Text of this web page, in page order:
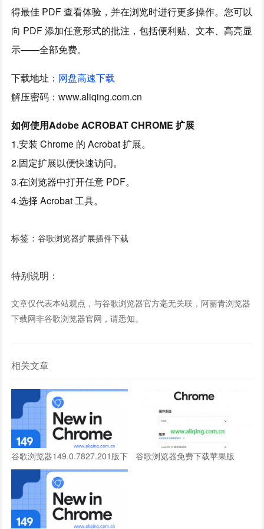
得最佳 PDF 查看体验，并在浏览时进行更多操作。您可以
向 PDF 添加任意形式的批注，包括便利贴、文本、高亮显
示——全部免费。
下载地址： 网盘高速下载
解压密码：www.aliqing.com.cn
如何使用Adobe ACROBAT CHROME 扩展
1.安装 Chrome 的 Acrobat 扩展。
2.固定扩展以便快速访问。
3.在浏览器中打开任意 PDF。
4.选择 Acrobat 工具。
标签：谷歌浏览器扩展插件下载
特别说明：
文章仅代表本站观点，与谷歌浏览器官方毫无关联，阿丽青浏览器
下载网非谷歌浏览器官网，请悉知。
相关文章
谷歌浏览器149.0.7827.201版下
载
谷歌浏览器免费下载苹果版